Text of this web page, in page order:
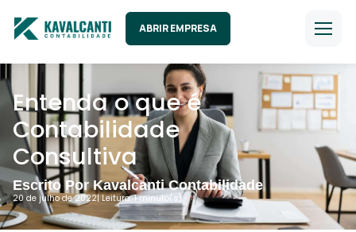
ABRIR EMPRESA
Entenda o que é
Contabilidade
Consultiva
Escrito Por Kavalcanti Contabilidade
20 de julho de 2022| Leitura: 1 minuto(s).